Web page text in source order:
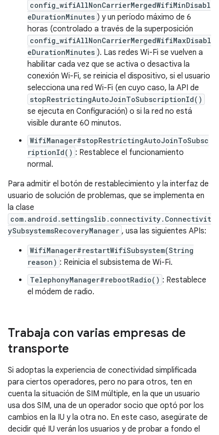
config_wifiAllNonCarrierMergedWifiMinDisabl
eDurationMinutes ) y un período máximo de 6
horas (controlado a través de la superposición
config_wifiAllNonCarrierMergedWifiMaxDisabl
eDurationMinutes ). Las redes Wi-Fi se vuelven a
habilitar cada vez que se activa o desactiva la
conexión Wi-Fi, se reinicia el dispositivo, si el usuario
selecciona una red Wi-Fi (en cuyo caso, la API de
stopRestrictingAutoJoinToSubscriptionId()
se ejecuta en Configuración) o si la red no está
visible durante 60 minutos.
WifiManager#stopRestrictingAutoJoinToSubsc
riptionId() : Restablece el funcionamiento
normal.
Para admitir el botón de restablecimiento y la interfaz de
usuario de solución de problemas, que se implementa en
la clase
com.android.settingslib.connectivity.Connectivit
ySubsystemsRecoveryManager , usa las siguientes APIs:
WifiManager#restartWifiSubsystem(String
reason) : Reinicia el subsistema de Wi-Fi.
TelephonyManager#rebootRadio() : Restablece
el módem de radio.
Trabaja con varias empresas de
transporte
Si adoptas la experiencia de conectividad simplificada
para ciertos operadores, pero no para otros, ten en
cuenta la situación de SIM múltiple, en la que un usuario
usa dos SIM, una de un operador socio que optó por los
cambios en la IU y la otra no. En este caso, asegúrate de
decidir qué IU verán los usuarios y de probar a fondo el